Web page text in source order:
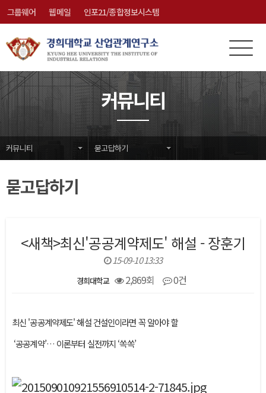
그룹웨어 웹메일 인포21/종합정보시스템
전
체
메
뉴
메
뉴
닫
기
커뮤니티
커뮤니티 묻고답하기
묻고답하기
<새책>최신'공공계약제도' 해설 - 장훈기
15-09-10 13:33
경희대학교 2,869회 0건
최신 '공공계약제도' 해설 건설인이라면 꼭 알아야 할
‘공공계약’… 이론부터 실전까지 ‘쏙쏙’